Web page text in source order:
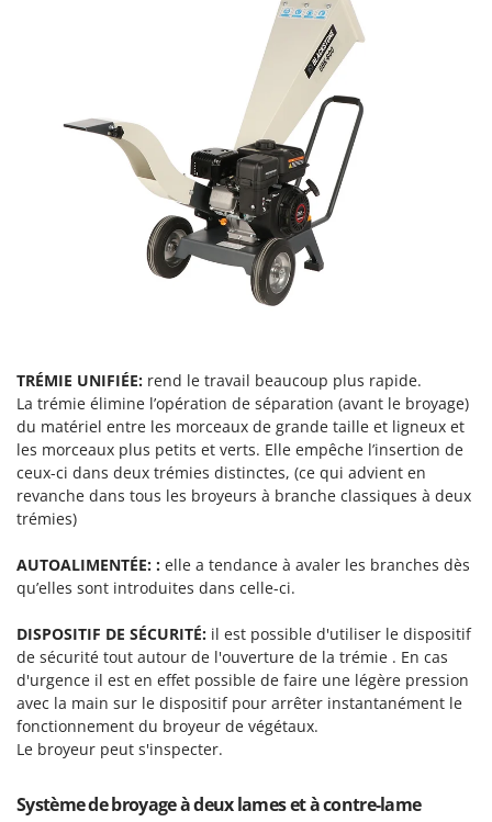
Mowox
New O.M.R.A.
NuAir
NuovaFac
O
Officine Savioli
Oliviero
OMA
Ompagrill
Ooni
Oriental Koshin
Outdoorchef
P
Palazzetti
TRÉMIE UNIFIÉE: rend le travail beaucoup plus rapide.
La trémie élimine l’opération de séparation (avant le broyage)
du matériel entre les morceaux de grande taille et ligneux et
les morceaux plus petits et verts. Elle empêche l’insertion de
ceux-ci dans deux trémies distinctes, (ce qui advient en
revanche dans tous les broyeurs à branche classiques à deux
trémies)
AUTOALIMENTÉE: : elle a tendance à avaler les branches dès
qu’elles sont introduites dans celle-ci.
DISPOSITIF DE SÉCURITÉ: il est possible d'utiliser le dispositif
de sécurité tout autour de l'ouverture de la trémie . En cas
d'urgence il est en effet possible de faire une légère pression
avec la main sur le dispositif pour arrêter instantanément le
fonctionnement du broyeur de végétaux.
Le broyeur peut s'inspecter.
Système de broyage à deux lames et à contre-lame